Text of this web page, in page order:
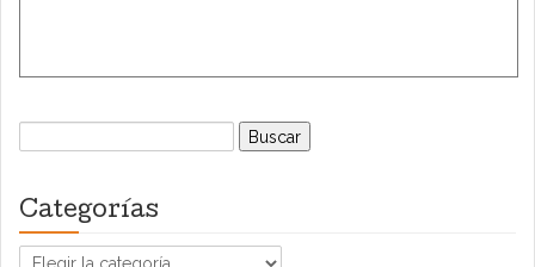
Buscar:
Categorías
Categorías